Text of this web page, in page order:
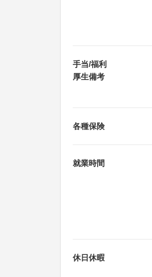
手当/福利
厚生備考
各種保険
就業時間
休日休暇